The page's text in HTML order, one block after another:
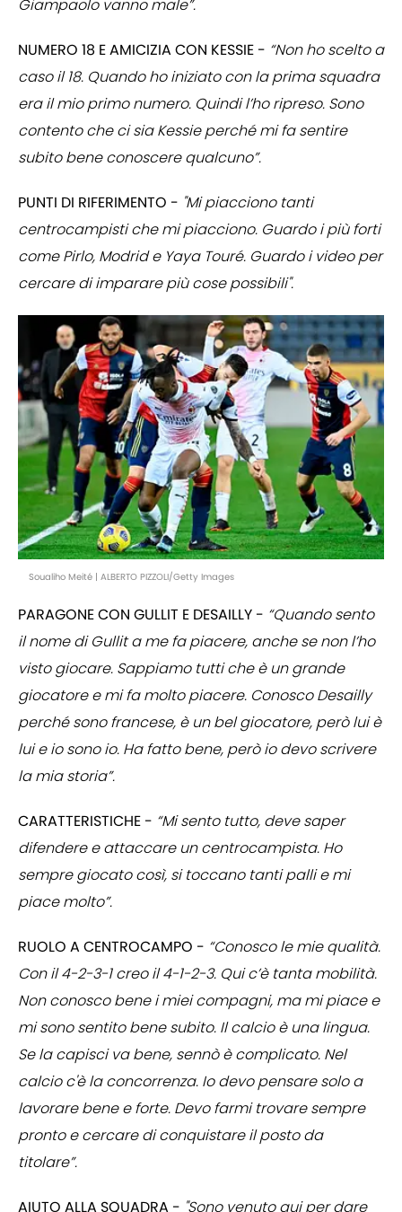
Giampaolo vanno male”.
NUMERO 18 E AMICIZIA CON KESSIE - “Non ho scelto a
caso il 18. Quando ho iniziato con la prima squadra
era il mio primo numero. Quindi l’ho ripreso. Sono
contento che ci sia Kessie perché mi fa sentire
subito bene conoscere qualcuno”.
PUNTI DI RIFERIMENTO - "Mi piacciono tanti
centrocampisti che mi piacciono. Guardo i più forti
come Pirlo, Modrid e Yaya Touré. Guardo i video per
cercare di imparare più cose possibili".
Soualiho Meité | ALBERTO PIZZOLI/Getty Images
PARAGONE CON GULLIT E DESAILLY - “Quando sento
il nome di Gullit a me fa piacere, anche se non l’ho
visto giocare. Sappiamo tutti che è un grande
giocatore e mi fa molto piacere. Conosco Desailly
perché sono francese, è un bel giocatore, però lui è
lui e io sono io. Ha fatto bene, però io devo scrivere
la mia storia”.
CARATTERISTICHE - “Mi sento tutto, deve saper
difendere e attaccare un centrocampista. Ho
sempre giocato così, si toccano tanti palli e mi
piace molto”.
RUOLO A CENTROCAMPO - “Conosco le mie qualità.
Con il 4-2-3-1 creo il 4-1-2-3. Qui c’è tanta mobilità.
Non conosco bene i miei compagni, ma mi piace e
mi sono sentito bene subito. Il calcio è una lingua.
Se la capisci va bene, sennò è complicato. Nel
calcio c'è la concorrenza. Io devo pensare solo a
lavorare bene e forte. Devo farmi trovare sempre
pronto e cercare di conquistare il posto da
titolare”.
AIUTO ALLA SQUADRA - "Sono venuto qui per dare